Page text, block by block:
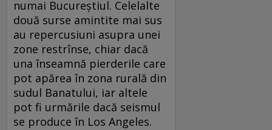
numai Bucureştiul. Celelalte
două surse amintite mai sus
au repercusiuni asupra unei
zone restrînse, chiar dacă
una înseamnă pierderile care
pot apărea în zona rurală din
sudul Banatului, iar altele
pot fi urmările dacă seismul
se produce în Los Angeles.